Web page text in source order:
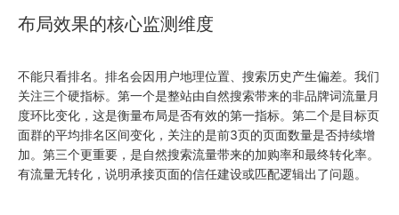
布局效果的核心监测维度
不能只看排名。排名会因用户地理位置、搜索历史产生偏差。我们
关注三个硬指标。第一个是整站由自然搜索带来的非品牌词流量月
度环比变化，这是衡量布局是否有效的第一指标。第二个是目标页
面群的平均排名区间变化，关注的是前3页的页面数量是否持续增
加。第三个更重要，是自然搜索流量带来的加购率和最终转化率。
有流量无转化，说明承接页面的信任建设或匹配逻辑出了问题。